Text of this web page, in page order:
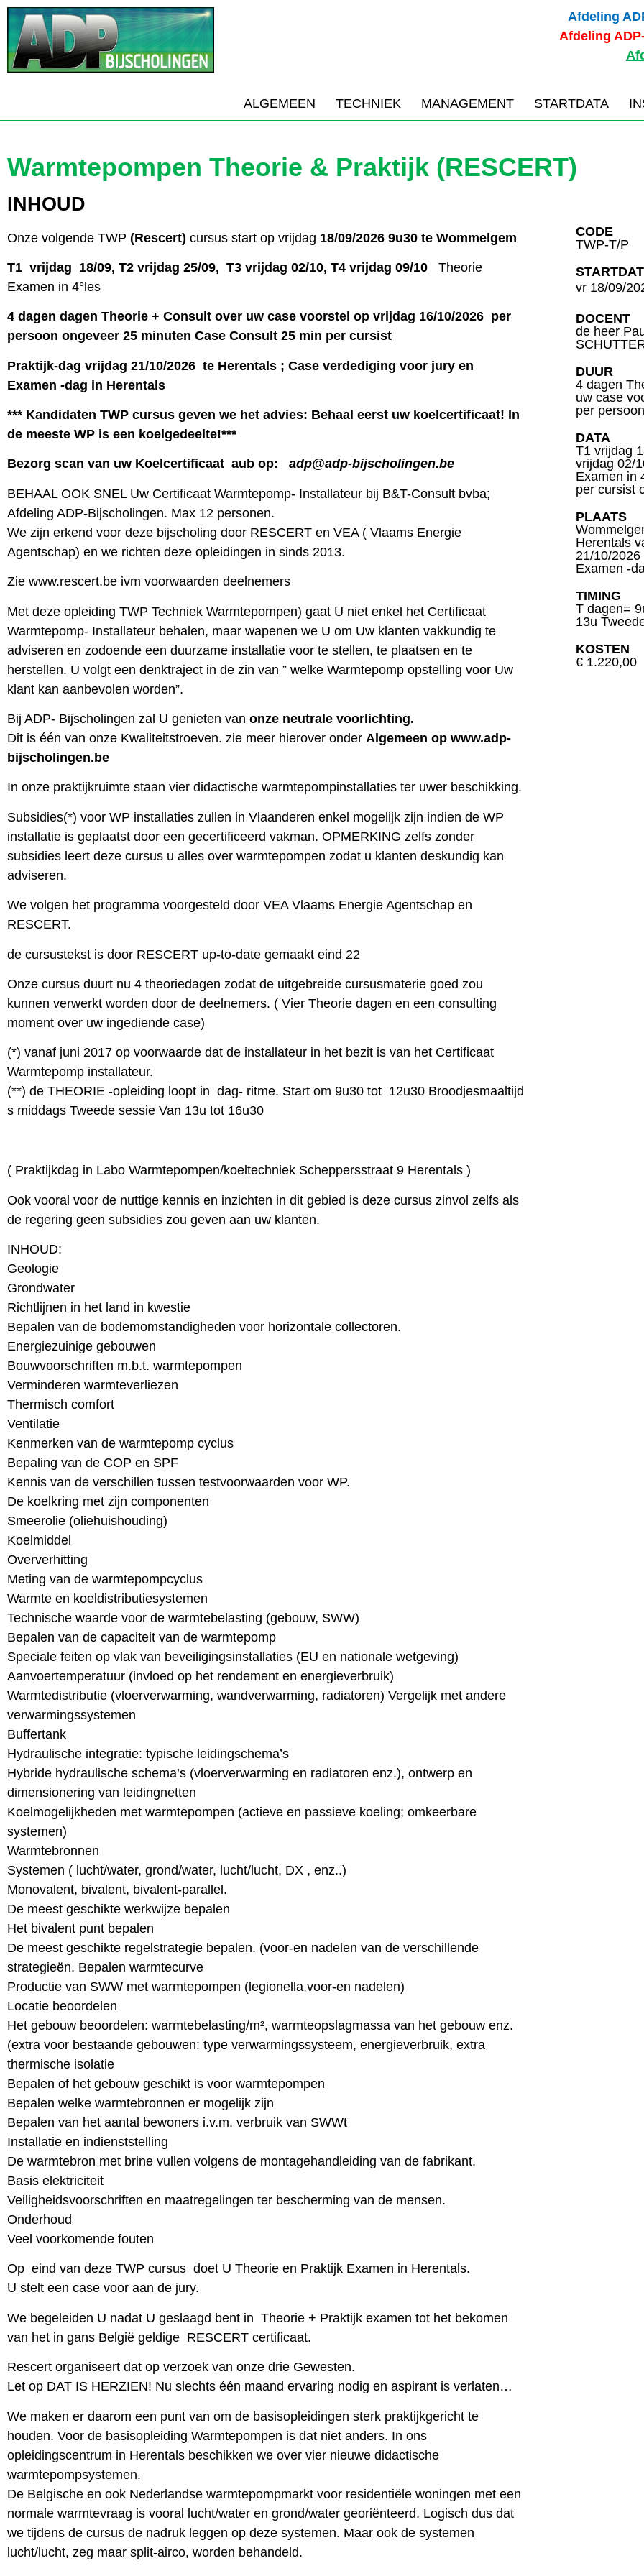
Afdeling
Afdeling
ALGEMEEN TECHNIEK MANAGEMENT STARTDATA
Warmtepompen Theorie & Praktijk (RESCERT)
INHOUD
Onze volgende TWP (Rescert) cursus start op vrijdag 18/09/2026 9u30 te Wommelgem
T1 vrijdag 18/09, T2 vrijdag 25/09, T3 vrijdag 02/10, T4 vrijdag 09/10 Theorie
Examen in 4°les
4 dagen dagen Theorie + Consult over uw case voorstel op vrijdag 16/10/2026 per
persoon ongeveer 25 minuten Case Consult 25 min per cursist
Praktijk-dag vrijdag 21/10/2026 te Herentals ; Case verdediging voor jury en
Examen -dag in Herentals
*** Kandidaten TWP cursus geven we het advies: Behaal eerst uw koelcertificaat! In
de meeste WP is een koelgedeelte!***
Bezorg scan van uw Koelcertificaat aub op: adp@adp-bijscholingen.be
BEHAAL OOK SNEL Uw Certificaat Warmtepomp- Installateur bij B&T-Consult bvba;
Afdeling ADP-Bijscholingen. Max 12 personen.
We zijn erkend voor deze bijscholing door RESCERT en VEA ( Vlaams Energie
Agentschap) en we richten deze opleidingen in sinds 2013.
Zie www.rescert.be ivm voorwaarden deelnemers
Met deze opleiding TWP Techniek Warmtepompen) gaat U niet enkel het Certificaat
Warmtepomp- Installateur behalen, maar wapenen we U om Uw klanten vakkundig te
adviseren en zodoende een duurzame installatie voor te stellen, te plaatsen en te
herstellen. U volgt een denktraject in de zin van ” welke Warmtepomp opstelling voor Uw
klant kan aanbevolen worden”.
Bij ADP- Bijscholingen zal U genieten van onze neutrale voorlichting.
Dit is één van onze Kwaliteitstroeven. zie meer hierover onder Algemeen op www.adp-
bijscholingen.be
In onze praktijkruimte staan vier didactische warmtepompinstallaties ter uwer beschikking.
Subsidies(*) voor WP installaties zullen in Vlaanderen enkel mogelijk zijn indien de WP
installatie is geplaatst door een gecertificeerd vakman. OPMERKING zelfs zonder
subsidies leert deze cursus u alles over warmtepompen zodat u klanten deskundig kan
adviseren.
We volgen het programma voorgesteld door VEA Vlaams Energie Agentschap en
RESCERT.
de cursustekst is door RESCERT up-to-date gemaakt eind 22
Onze cursus duurt nu 4 theoriedagen zodat de uitgebreide cursusmaterie goed zou
kunnen verwerkt worden door de deelnemers. ( Vier Theorie dagen en een consulting
moment over uw ingediende case)
(*) vanaf juni 2017 op voorwaarde dat de installateur in het bezit is van het Certificaat
Warmtepomp installateur.
(**) de THEORIE -opleiding loopt in dag- ritme. Start om 9u30 tot 12u30 Broodjesmaaltijd
s middags Tweede sessie Van 13u tot 16u30
( Praktijkdag in Labo Warmtepompen/koeltechniek Scheppersstraat 9 Herentals )
Ook vooral voor de nuttige kennis en inzichten in dit gebied is deze cursus zinvol zelfs als
de regering geen subsidies zou geven aan uw klanten.
INHOUD:
Geologie
Grondwater
Richtlijnen in het land in kwestie
Bepalen van de bodemomstandigheden voor horizontale collectoren.
Energiezuinige gebouwen
Bouwvoorschriften m.b.t. warmtepompen
Verminderen warmteverliezen
Thermisch comfort
Ventilatie
Kenmerken van de warmtepomp cyclus
Bepaling van de COP en SPF
Kennis van de verschillen tussen testvoorwaarden voor WP.
De koelkring met zijn componenten
Smeerolie (oliehuishouding)
Koelmiddel
Oververhitting
Meting van de warmtepompcyclus
Warmte en koeldistributiesystemen
Technische waarde voor de warmtebelasting (gebouw, SWW)
Bepalen van de capaciteit van de warmtepomp
Speciale feiten op vlak van beveiligingsinstallaties (EU en nationale wetgeving)
Aanvoertemperatuur (invloed op het rendement en energieverbruik)
Warmtedistributie (vloerverwarming, wandverwarming, radiatoren) Vergelijk met andere
verwarmingssystemen
Buffertank
Hydraulische integratie: typische leidingschema’s
Hybride hydraulische schema’s (vloerverwarming en radiatoren enz.), ontwerp en
dimensionering van leidingnetten
Koelmogelijkheden met warmtepompen (actieve en passieve koeling; omkeerbare
systemen)
Warmtebronnen
Systemen ( lucht/water, grond/water, lucht/lucht, DX , enz..)
Monovalent, bivalent, bivalent-parallel.
De meest geschikte werkwijze bepalen
Het bivalent punt bepalen
De meest geschikte regelstrategie bepalen. (voor-en nadelen van de verschillende
strategieën. Bepalen warmtecurve
Productie van SWW met warmtepompen (legionella,voor-en nadelen)
Locatie beoordelen
Het gebouw beoordelen: warmtebelasting/m², warmteopslagmassa van het gebouw enz.
(extra voor bestaande gebouwen: type verwarmingssysteem, energieverbruik, extra
thermische isolatie
Bepalen of het gebouw geschikt is voor warmtepompen
Bepalen welke warmtebronnen er mogelijk zijn
Bepalen van het aantal bewoners i.v.m. verbruik van SWWt
Installatie en indienststelling
De warmtebron met brine vullen volgens de montagehandleiding van de fabrikant.
Basis elektriciteit
Veiligheidsvoorschriften en maatregelingen ter bescherming van de mensen.
Onderhoud
Veel voorkomende fouten
Op eind van deze TWP cursus doet U Theorie en Praktijk Examen in Herentals.
U stelt een case voor aan de jury.
We begeleiden U nadat U geslaagd bent in Theorie + Praktijk examen tot het bekomen
van het in gans België geldige RESCERT certificaat.
Rescert organiseert dat op verzoek van onze drie Gewesten.
Let op DAT IS HERZIEN! Nu slechts één maand ervaring nodig en aspirant is verlaten…
We maken er daarom een punt van om de basisopleidingen sterk praktijkgericht te
houden. Voor de basisopleiding Warmtepompen is dat niet anders. In ons
opleidingscentrum in Herentals beschikken we over vier nieuwe didactische
warmtepompsystemen.
De Belgische en ook Nederlandse warmtepompmarkt voor residentiële woningen met een
normale warmtevraag is vooral lucht/water en grond/water georiënteerd. Logisch dus dat
we tijdens de cursus de nadruk leggen op deze systemen. Maar ook de systemen
lucht/lucht, zeg maar split-airco, worden behandeld.
CODE
TWP-T/P
vr 18/09/
DOCENT
de heer
DUUR
4 dagen
uw case
per
DATA
T1 vrijdag
vrijdag 02/
Examen in
per cursist
PLAATS
Herentals
21/10/
Examen -
TIMING
T dagen=
13u
KOSTEN
€ 1.220,00